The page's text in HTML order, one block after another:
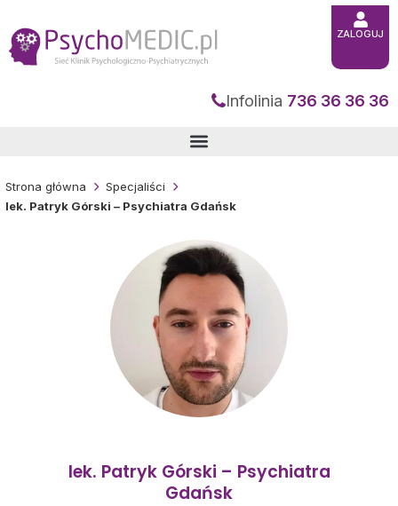
treści
Infolinia 736 36 36 36
ZALOGUJ
Strona główna
Specjaliści
lek. Patryk Górski – Psychiatra Gdańsk
lek. Patryk Górski – Psychiatra
Gdańsk